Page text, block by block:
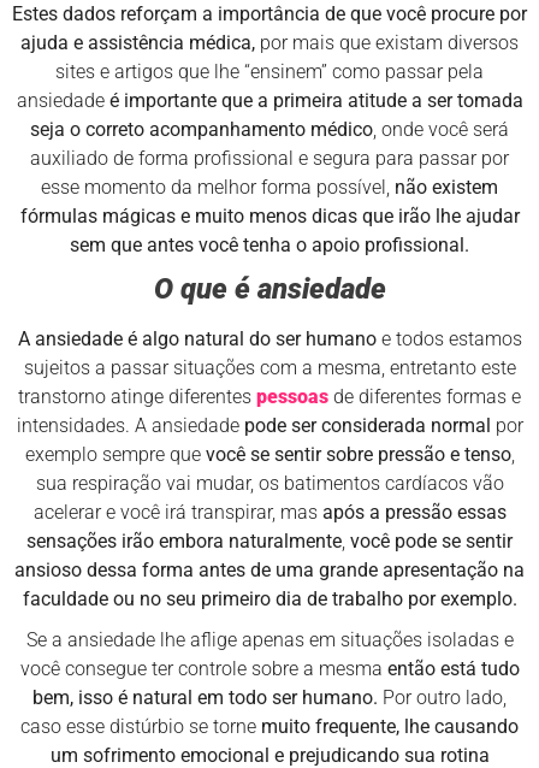
Estes dados reforçam a importância de que você procure por
ajuda e assistência médica, por mais que existam diversos
sites e artigos que lhe “ensinem” como passar pela
ansiedade é importante que a primeira atitude a ser tomada
seja o correto acompanhamento médico , onde você será
auxiliado de forma profissional e segura para passar por
esse momento da melhor forma possível, não existem
fórmulas mágicas e muito menos dicas que irão lhe ajudar
sem que antes você tenha o apoio profissional.
O que é ansiedade
A ansiedade é algo natural do ser humanoe todos estamos
sujeitos a passar situações com a mesma, entretanto este
transtorno atinge diferentes pessoas de diferentes formas e
intensidades. A ansiedade pode ser considerada normal por
exemplo sempre que você se sentir sobre pressão e tenso,
sua respiração vai mudar, os batimentos cardíacos vão
acelerar e você irá transpirar, mas após a pressão essas
sensações irão embora naturalmente você pode se sentir
ansioso dessa forma antes de uma grande apresentação na
faculdade ou no seu primeiro dia de trabalho por exemplo.
Se a ansiedade lhe aflige apenas em situações isoladas e
você consegue ter controle sobre a mesma então está tudo
bem, isso é natural em todo ser humano. Por outro lado,
caso esse distúrbio se torne muito frequente, lhe causando
um sofrimento emocional e prejudicando sua rotina